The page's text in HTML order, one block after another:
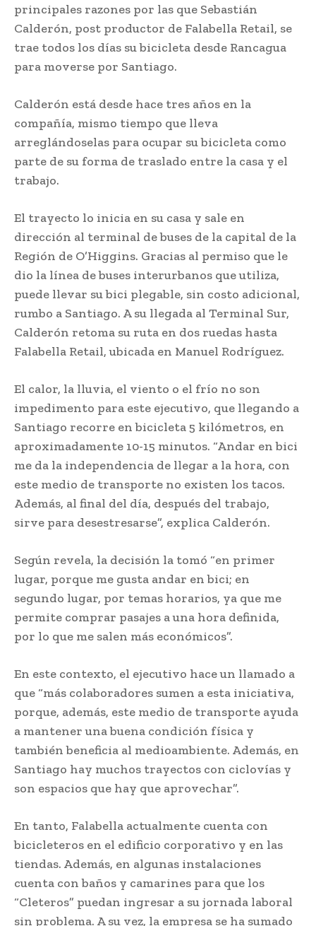
principales razones por las que Sebastián
Calderón, post productor de Falabella Retail, se
trae todos los días su bicicleta desde Rancagua
para moverse por Santiago.
Calderón está desde hace tres años en la
compañía, mismo tiempo que lleva
arreglándoselas para ocupar su bicicleta como
parte de su forma de traslado entre la casa y el
trabajo.
El trayecto lo inicia en su casa y sale en
dirección al terminal de buses de la capital de la
Región de O’Higgins. Gracias al permiso que le
dio la línea de buses interurbanos que utiliza,
puede llevar su bici plegable, sin costo adicional,
rumbo a Santiago. A su llegada al Terminal Sur,
Calderón retoma su ruta en dos ruedas hasta
Falabella Retail, ubicada en Manuel Rodríguez.
El calor, la lluvia, el viento o el frío no son
impedimento para este ejecutivo, que llegando a
Santiago recorre en bicicleta 5 kilómetros, en
aproximadamente 10-15 minutos. “Andar en bici
me da la independencia de llegar a la hora, con
este medio de transporte no existen los tacos.
Además, al final del día, después del trabajo,
sirve para desestresarse”, explica Calderón.
Según revela, la decisión la tomó “en primer
lugar, porque me gusta andar en bici; en
segundo lugar, por temas horarios, ya que me
permite comprar pasajes a una hora definida,
por lo que me salen más económicos”.
En este contexto, el ejecutivo hace un llamado a
que “más colaboradores sumen a esta iniciativa,
porque, además, este medio de transporte ayuda
a mantener una buena condición física y
también beneficia al medioambiente. Además, en
Santiago hay muchos trayectos con ciclovías y
son espacios que hay que aprovechar”.
En tanto, Falabella actualmente cuenta con
bicicleteros en el edificio corporativo y en las
tiendas. Además, en algunas instalaciones
cuenta con baños y camarines para que los
“Cleteros” puedan ingresar a su jornada laboral
sin problema. A su vez, la empresa se ha sumado